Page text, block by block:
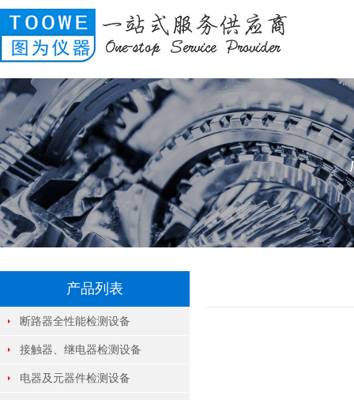
产品列表
断路器全性能检测设备
接触器、继电器检测设备
电器及元器件检测设备